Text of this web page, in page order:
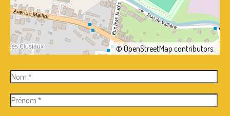
©OpenStreetMap contributors.